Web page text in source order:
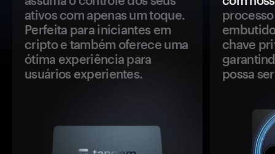
ativos com apenas um toque.
Perfeita para iniciantes em
cripto e também oferece uma
ótima experiência para
usuários experientes.
chave
possa